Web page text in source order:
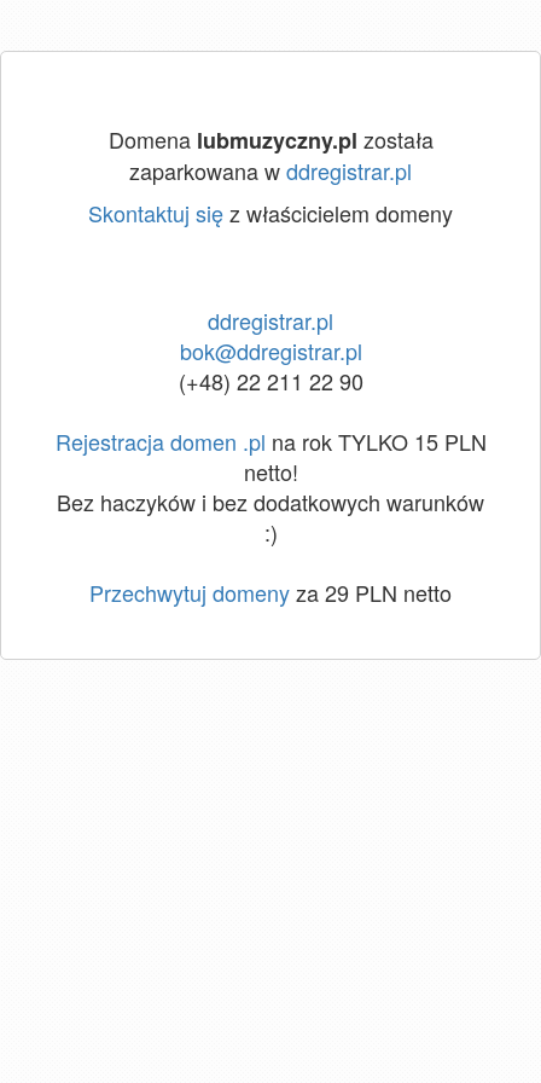
Domena lubmuzyczny.pl została
zaparkowana wddregistrar.pl
Skontaktuj sięz właścicielem domeny
ddregistrar.pl
bok@ddregistrar.pl
(+48) 22 211 22 90
Rejestracja domen .pl na rok TYLKO 15 PLN
netto!
Bez haczyków i bez dodatkowych warunków
:)
Przechwytuj domenyza 29 PLN netto